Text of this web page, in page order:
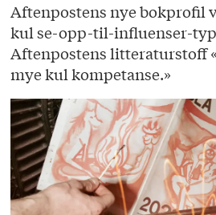
Aftenpostens nye bokprofil
kul se-opp-til-influenser-
Aftenpostens litteraturstoff
mye kul kompetanse.»